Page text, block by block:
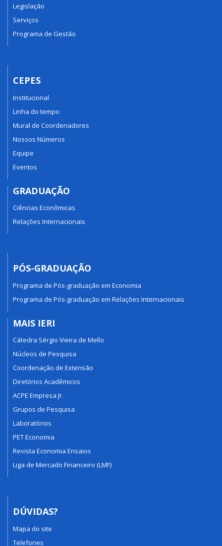
Legislação
Serviços
Programa de Gestão
CEPES
Institucional
Linha do tempo
Mural de Coordenadores
Nossos Números
Equipe
Eventos
GRADUAÇÃO
Ciências Econômicas
Relações Internacionais
PÓS-GRADUAÇÃO
Programa de Pós-graduação em Economia
Programa de Pós-graduação em Relações Internacionais
MAIS IERI
Cátedra Sérgio Vieira de Mello
Núcleos de Pesquisa
Coordenação de Extensão
Diretórios Acadêmicos
ACPE Empresa Jr.
Grupos de Pesquisa
Laboratórios
PET Economia
Revista Economia Ensaios
Liga de Mercado Financeiro (LMF)
DÚVIDAS?
Mapa do site
Telefones